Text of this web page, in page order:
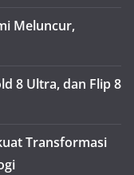
Meluncur,
8 Ultra, dan Flip 8
Transformasi